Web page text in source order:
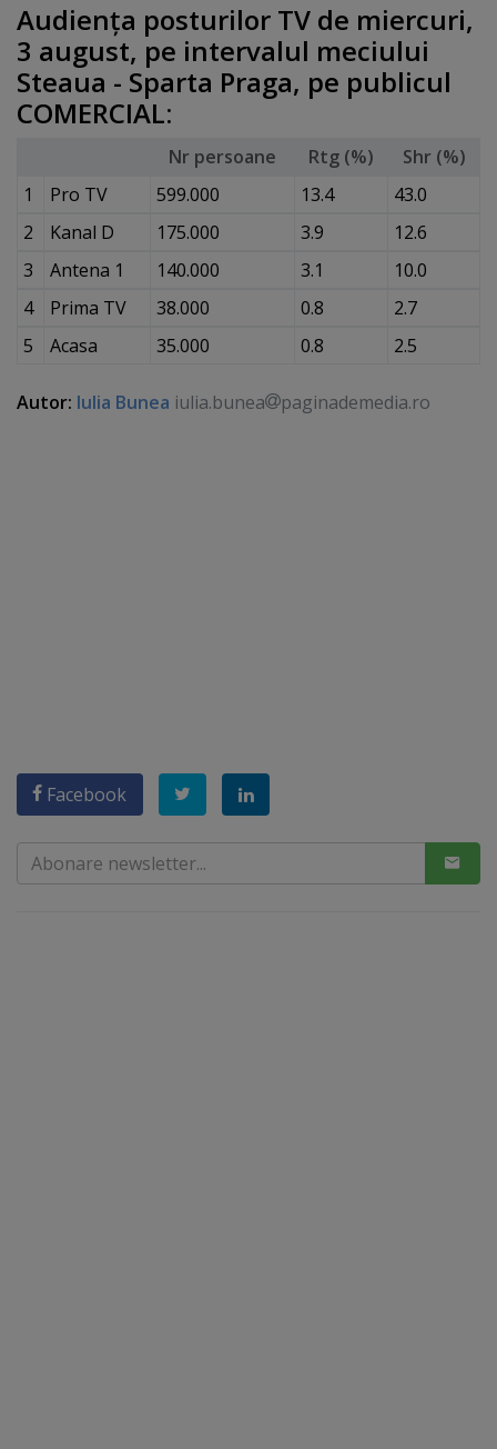
Audienţa posturilor TV de miercuri,
3 august, pe intervalul meciului
Steaua - Sparta Praga, pe publicul
COMERCIAL:
Nr persoane Rtg (%)
Shr (%)
1
Pro TV 599.000 13.4
43.0
2
Kanal D 175.000 3.9
12.6
3
Antena 1 140.000 3.1
10.0
4
Prima TV 38.000 0.8
2.7
5
Acasa 35.000 0.8 2.5
Autor: Iulia Bunea iulia.bunea paginademedia.ro
Facebook